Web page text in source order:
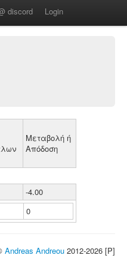
discord Login
Μεταβολή ή
Απόδοση
-4.00
0
Andreas Andreou 2012-2026 [P]